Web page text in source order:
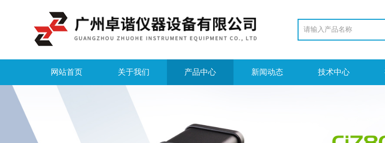
网站首页 关于我们 产品中心 新闻动态 技术中心